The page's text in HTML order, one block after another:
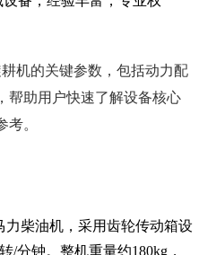
机的关键参数，包括动力配
帮助用户快速了解设备核心
。
力柴油机，采用齿轮传动箱设
/分钟。整机重量约180kg，